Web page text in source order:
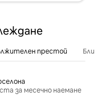
престой
за месечно наемане